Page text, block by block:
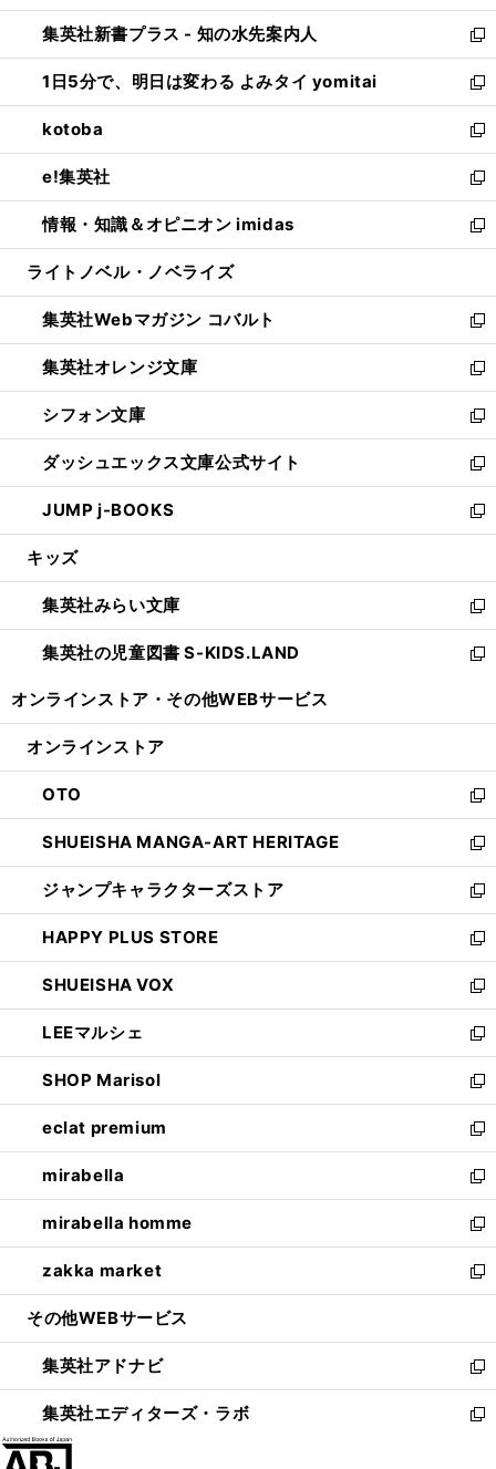
開
く
ン
ド
ウ
で
開
く
ウ
ィ
ン
ド
ウ
で
開
く
し
い
ウ
ィ
ン
ド
ウ
で
開
く
集英社新書プラス - 知の水先案内人
新
し
い
ウ
ィ
ン
ド
ウ
で
開
1日5分で、明日は変わる よみタイ yomitai
新
し
い
ウ
ィ
ン
ド
ウ
開
く
kotoba
新
し
い
ウ
ィ
ン
ウ
で
開
く
e!集英社
新
し
い
ウ
ン
ド
ウ
で
開
く
情報・知識＆オピニオン imidas
新
し
ウ
ィ
ン
ド
ウ
で
開
く
ライトノベル・ノベライズ
集英社Webマガジン コバルト
新
し
い
ウ
ィ
ン
ド
ウ
で
開
集英社オレンジ文庫
新
し
い
ウ
ィ
ン
ド
ウ
開
く
シフォン文庫
新
し
い
ウ
ィ
ン
ウ
で
開
く
ダッシュエックス文庫公式サイト
新
し
い
ウ
ン
ド
ウ
で
JUMP j-BOOKS
新
し
ウ
ィ
ン
ド
開
キッズ
集英社みらい文庫
新
し
い
ン
ウ
で
開
く
集英社の児童図書 S-KIDS.LAND
新
ウ
ン
ド
ウ
で
開
く
オンラインストア・ その他WEBサービス
オンラインストア
OTO
新
し
い
ウ
ィ
ン
ド
ウ
で
開
く
SHUEISHA MANGA-ART HERITAGE
新
し
い
ウ
ィ
ン
ド
ウ
で
開
く
ジャンプキャラクターズストア
新
し
い
ウ
ィ
ン
ド
ウ
で
開
く
HAPPY PLUS STORE
新
し
い
ウ
ィ
ン
ド
ウ
で
開
く
SHUEISHA VOX
新
し
い
ウ
ィ
ン
ド
ウ
で
開
く
LEEマルシェ
新
し
い
ウ
ィ
ン
ド
ウ
で
開
く
SHOP Marisol
新
し
い
ウ
ィ
ン
ド
ウ
で
開
eclat premium
新
し
い
ウ
ィ
ン
ド
ウ
開
く
mirabella
新
し
い
ウ
ィ
ン
ウ
で
開
く
mirabella homme
新
し
い
ウ
ン
ド
ウ
で
zakka market
新
し
ウ
ィ
ン
ド
その他WEBサービス
集英社アドナビ
新
し
い
集英社エディターズ・ラボ
新